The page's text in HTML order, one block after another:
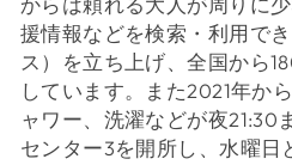
援情報などを検索・利用で
ス）を立ち上げ、全国から
しています。また2021年か
ャワー、洗濯などが夜21:30
センター3を開所し、水曜日